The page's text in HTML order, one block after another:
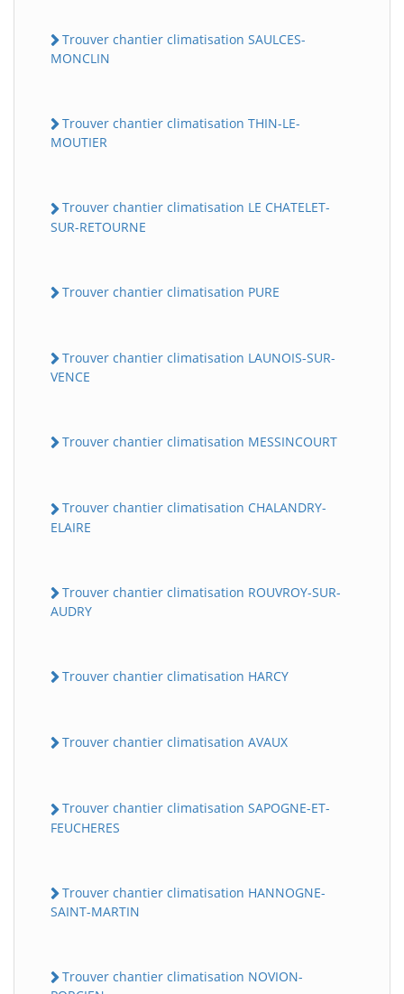
Trouver chantier climatisation SAULCES-
MONCLIN
Trouver chantier climatisation THIN-LE-
MOUTIER
Trouver chantier climatisation LE CHATELET-
SUR-RETOURNE
Trouver chantier climatisation PURE
Trouver chantier climatisation LAUNOIS-SUR-
VENCE
Trouver chantier climatisation MESSINCOURT
Trouver chantier climatisation CHALANDRY-
ELAIRE
Trouver chantier climatisation ROUVROY-SUR-
AUDRY
Trouver chantier climatisation HARCY
Trouver chantier climatisation AVAUX
Trouver chantier climatisation SAPOGNE-ET-
FEUCHERES
Trouver chantier climatisation HANNOGNE-
SAINT-MARTIN
Trouver chantier climatisation NOVION-
B BatiWebPro
Assistant en ligne